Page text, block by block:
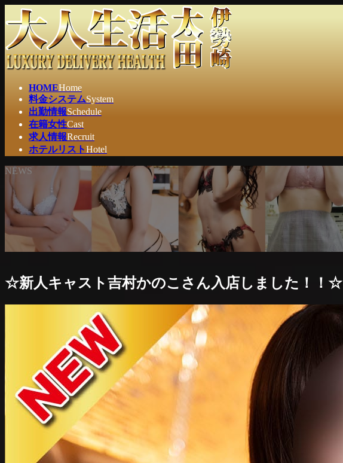
ン
ン
ツ
へ
ビ
ー
シ
ョ
HOMEHome
料金システムSystem
出勤情報Schedule
在籍女性Cast
求人情報Recruit
ホテルリストHotel
NEWS
☆新人キャスト吉村かのこさん入店しました！！☆